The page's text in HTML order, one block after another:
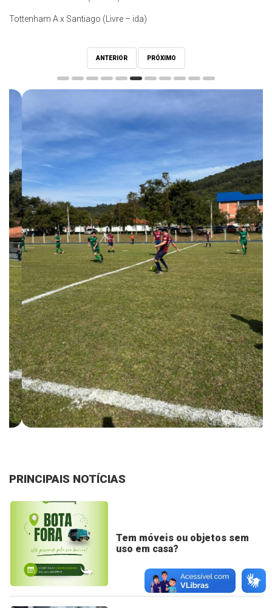
Tottenham A x Santiago (Livre – ida)
ANTERIOR PRÓXIMO
PRINCIPAIS NOTÍCIAS
Tem móveis ou objetos sem
uso em casa?